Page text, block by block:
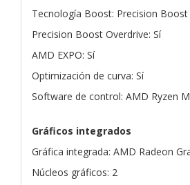
Tecnología Boost: Precision Boost
Precision Boost Overdrive: Sí
AMD EXPO: Sí
Optimización de curva: Sí
Software de control: AMD Ryzen
Gráficos integrados
Gráfica integrada: AMD Radeon
Núcleos gráficos: 2